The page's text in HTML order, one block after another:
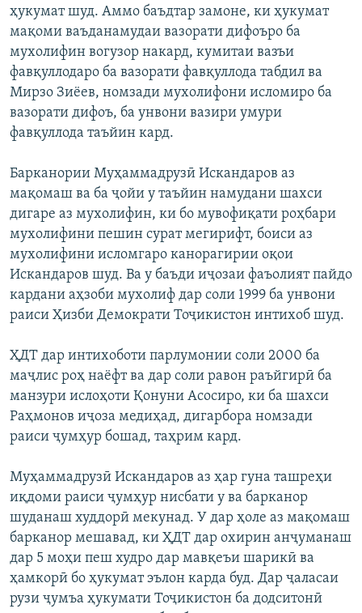
ҳукумат шуд. Аммо баъдтар замоне, ки ҳукумат
мақоми ваъданамудаи вазорати дифоъро ба
мухолифин вогузор накард, кумитаи вазъи
фавқуллодаро ба вазорати фавқуллода табдил ва
Мирзо Зиёев, номзади мухолифони исломиро ба
вазорати дифоъ, ба унвони вазири умури
фавқуллода таъйин кард.
Барканории Муҳаммадрузӣ Искандаров аз
мақомаш ва ба ҷойи у таъйин намудани шахси
дигаре аз мухолифин, ки бо мувофиқати роҳбари
мухолифини пешин сурат мегирифт, боиси аз
мухолифини исломгаро канорагирии оқои
Искандаров шуд. Ва у баъди иҷозаи фаъолият пайдо
кардани аҳзоби мухолиф дар соли 1999 ба унвони
раиси Ҳизби Демократи Тоҷикистон интихоб шуд.
ҲДТ дар интихоботи парлумонии соли 2000 ба
маҷлис роҳ наёфт ва дар соли равон раъйгирӣ ба
манзури ислоҳоти Қонуни Асосиро, ки ба шахси
Раҳмонов иҷоза медиҳад, дигарбора номзади
раиси ҷумҳур бошад, таҳрим кард.
Муҳаммадрузӣ Искандаров аз ҳар гуна ташреҳи
иқдоми раиси ҷумҳур нисбати у ва барканор
шуданаш худдорӣ мекунад. У дар ҳоле аз мақомаш
барканор мешавад, ки ҲДТ дар охирин анҷуманаш
дар 5 моҳи пеш худро дар мавқеъи шарикӣ ва
ҳамкорӣ бо ҳукумат эълон карда буд. Дар ҷаласаи
рузи ҷумъа ҳукумати Тоҷикистон ба додситонӣ